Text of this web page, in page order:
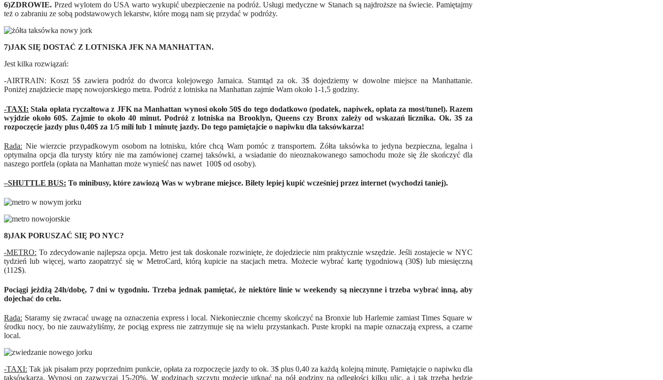
6)ZDROWIE. Przed wylotem do USA warto wykupić ubezpieczenie na podróż. Usługi medyczne w Stanach są najdroższe na świecie. Pamiętajmy
też o zabraniu ze sobą podstawowych lekarstw, które mogą nam się przydać w podróży.
7)JAK SIĘ DOSTAĆ Z LOTNISKA JFK NA MANHATTAN.
Jest kilka rozwiązań:
-AIRTRAIN: Koszt 5$ zawiera podróż do dworca kolejowego Jamaica. Stamtąd za ok. 3$ dojedziemy w dowolne miejsce na Manhattanie.
Poniżej znajdziecie mapę nowojorskiego metra. Podróż z lotniska na Manhattan zajmie Wam około 1-1,5 godziny.
-TAXI: Stała opłata ryczałtowa z JFK na Manhattan wynosi około 50$ do tego dodatkowo (podatek, napiwek, opłata za most/tunel). Razem
wyjdzie około 60$. Zajmie to około 40 minut. Podróż z lotniska na Brooklyn, Queens czy Bronx zależy od wskazań licznika. Ok. 3$ za
rozpoczęcie jazdy plus 0,40$ za 1/5 mili lub 1 minutę jazdy. Do tego pamiętajcie o napiwku dla taksówkarza!
Rada: Nie wierzcie przypadkowym osobom na lotnisku, które chcą Wam pomóc z transportem. Żółta taksówka to jedyna bezpieczna, legalna i
optymalna opcja dla turysty który nie ma zamówionej czarnej taksówki, a wsiadanie do nieoznakowanego samochodu może się źle skończyć dla
naszego portfela (opłata na Manhattan może wynieść nas nawet 100$ od osoby).
–SHUTTLE BUS: To minibusy, które zawiozą Was w wybrane miejsce. Bilety lepiej kupić wcześniej przez internet (wychodzi taniej).
8)JAK PORUSZAĆ SIĘ PO NYC?
-METRO: To zdecydowanie najlepsza opcja. Metro jest tak doskonale rozwinięte, że dojedziecie nim praktycznie wszędzie. Jeśli zostajecie w NYC
tydzień lub więcej, warto zaopatrzyć się w MetroCard, którą kupicie na stacjach metra. Możecie wybrać kartę tygodniową (30$) lub miesięczną
(112$).
Pociągi jeżdżą 24h/dobę, 7 dni w tygodniu. Trzeba jednak pamiętać, że niektóre linie w weekendy są nieczynne i trzeba wybrać inną, aby
dojechać do celu.
Rada: Staramy się zwracać uwagę na oznaczenia express i local. Niekoniecznie chcemy skończyć na Bronxie lub Harlemie zamiast Times Square w
środku nocy, bo nie zauważyliśmy, że pociąg express nie zatrzymuje się na wielu przystankach. Puste kropki na mapie oznaczają express, a czarne
local.
-TAXI: Tak jak pisałam przy poprzednim punkcie, opłata za rozpoczęcie jazdy to ok. 3$ plus 0,40 za każdą kolejną minutę. Pamiętajcie o napiwku dla
taksówkarza. Wynosi on zazwyczaj 15-20%. W godzinach szczytu możecie utknąć na pół godziny na odległości kilku ulic, a i tak trzeba będzie